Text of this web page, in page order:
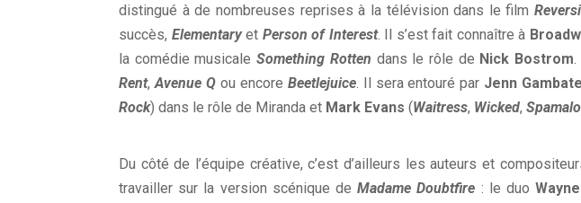
distingué à de nombreuses reprises à la télévision dans le film
succès, Elementaryet Person of Interest. Il s’est fait connaître à
la comédie musicaleSomething Rotten dans le rôle de Nick Bostrom
Rent, Avenue Qou encore Beetlejuice. Il sera entouré par Jenn
Rock) dans le rôle de Miranda et Mark Evans (Waitress, Wicked,
Rob McClure choisi pour incarner Madame
Doubtfire sur scène !
Du côté de l’équipe créative, c’est d’ailleurs les auteurs et
travailler sur la version scénique deMadame Doubtfire : le duo